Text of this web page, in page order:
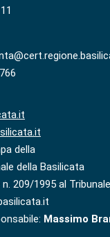
della
della Basilicata
209/1995 al
Massimo